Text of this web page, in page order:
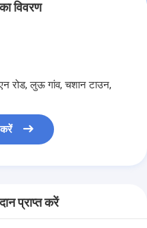
विवरण
रोड, लुऊ गांव, चशान टाउन,
प्राप्त करें